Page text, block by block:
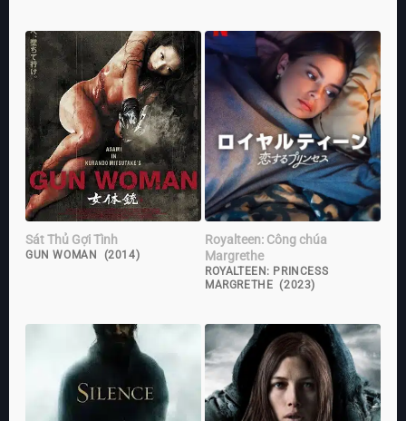
Sát Thủ Gợi Tình
GUN WOMAN (2014)
Royalteen: Công chúa
Margrethe
ROYALTEEN: PRINCESS
MARGRETHE (2023)